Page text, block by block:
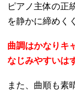
ピアノ主体の正
を静かに締めく
曲調はかなりキ
なじみやすいは
また、曲順も素